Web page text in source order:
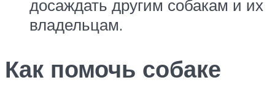
досаждать другим собакам и их
владельцам.
Как помочь собаке